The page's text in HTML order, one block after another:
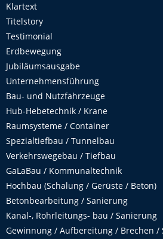
Klartext
Titelstory
Testimonial
Erdbewegung
Jubiläumsausgabe
Unternehmensführung
Bau- und Nutzfahrzeuge
Hub-Hebetechnik / Krane
Raumsysteme / Container
Spezialtiefbau / Tunnelbau
Verkehrswegebau / Tiefbau
GaLaBau / Kommunaltechnik
Hochbau (Schalung / Gerüste / Beton)
Betonbearbeitung / Sanierung
Kanal-, Rohrleitungs- bau / Sanierung
Gewinnung / Aufbereitung / Brechen /